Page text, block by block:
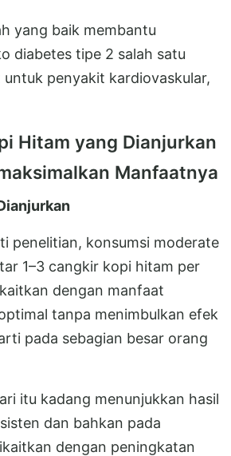
yang baik membantu
diabetes tipe 2 salah satu
penyakit kardiovaskular,
Hitam yang Dianjurkan
Manfaatnya
penelitian, konsumsi moderate
1–3 cangkir kopi hitam per
dengan manfaat
tanpa menimbulkan efek
pada sebagian besar orang
itu kadang menunjukkan hasil
dan bahkan pada
dengan peningkatan